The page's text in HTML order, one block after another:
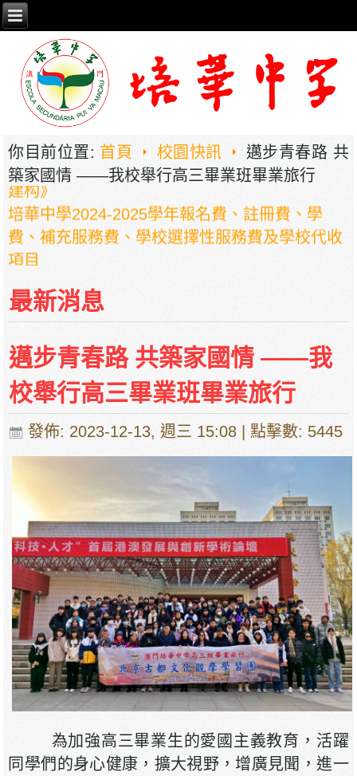
你目前位置: 首頁 校園快訊
邁步青春路 共
築家國情 ——我校舉行高三畢業班畢業旅行
2026年职业教育国家教学成果奖申报——《普职
相融，技教生香——澳门三融六通九评教育模式
建构》
培華中學2024-2025學年報名費、註冊費、學
費、補充服務費、學校選擇性服務費及學校代收
項目
培華中學收費項目一覽表
停課通知
最新消息
邁步青春路 共築家國情 ——我
校舉行高三畢業班畢業旅行
發佈: 2023-12-13, 週三 15:08 | 點擊數: 5445
為加強高三畢業生的愛國主義教育，活躍
同學們的身心健康，擴大視野，增廣見聞，進一